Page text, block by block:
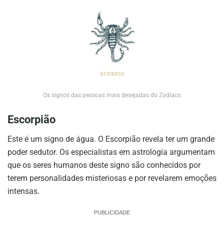
Os signos das pessoas mais desejadas do Zodíaco
Escorpião
Este é um signo de água. O Escorpião revela ter um grande
poder sedutor. Os especialistas em astrologia argumentam
que os seres humanos deste signo são conhecidos por
terem personalidades misteriosas e por revelarem emoções
intensas.
PUBLICIDADE